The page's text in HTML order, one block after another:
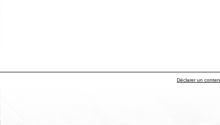
Déclarer un